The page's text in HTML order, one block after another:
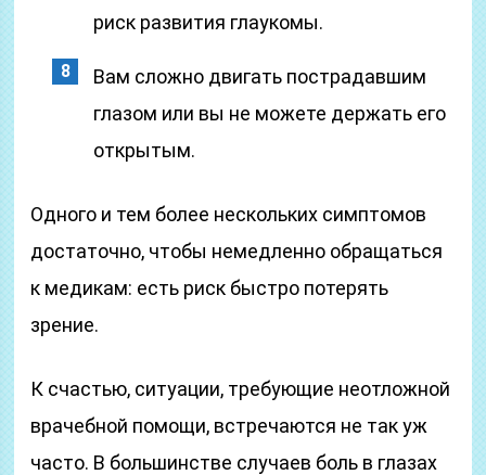
риск развития глаукомы.
Вам сложно двигать пострадавшим
глазом или вы не можете держать его
открытым.
Одного и тем более нескольких симптомов
достаточно, чтобы немедленно обращаться
к медикам: есть риск быстро потерять
зрение.
К счастью, ситуации, требующие неотложной
врачебной помощи, встречаются не так уж
часто. В большинстве случаев боль в глазах